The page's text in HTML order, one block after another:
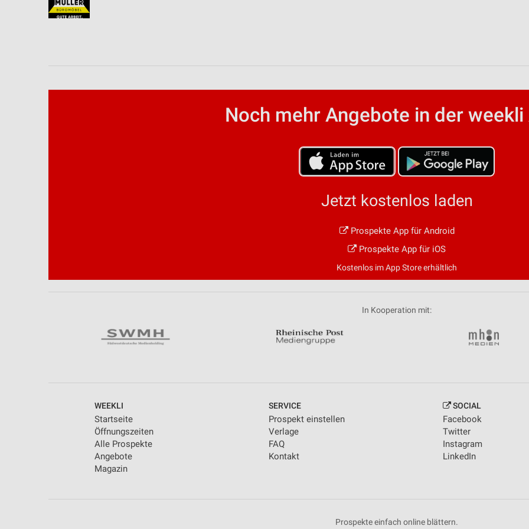
Noch mehr Angebote in der weekli
Jetzt kostenlos laden
Prospekte App für Android
Prospekte App für iOS
Kostenlos im App Store erhältlich
In Kooperation mit:
WEEKLI
Startseite
Öffnungszeiten
Alle Prospekte
Angebote
Magazin
SERVICE
Prospekt einstellen
Verlage
FAQ
Kontakt
SOCIAL
Facebook
Twitter
Instagram
LinkedIn
Prospekte einfach online blättern.